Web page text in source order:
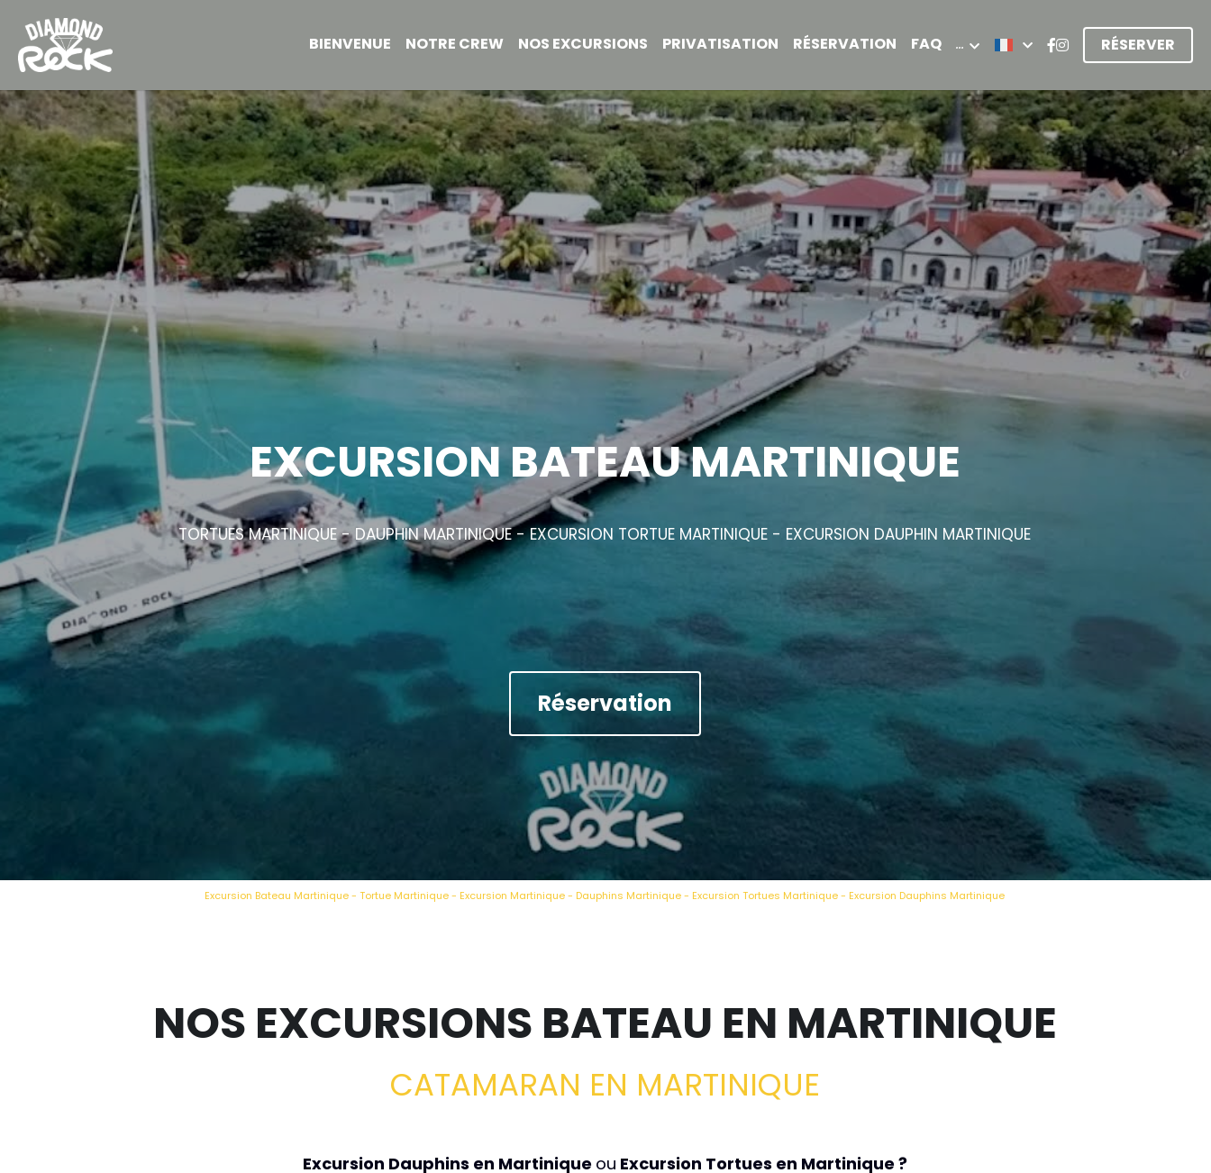
BIENVENUE NOTRE CREW NOS EXCURSIONS PRIVATISATION RÉSERVATION FAQ … RÉSERVER
EXCURSION BATEAU MARTINIQUE
TORTUES MARTINIQUE - DAUPHIN MARTINIQUE - EXCURSION TORTUE MARTINIQUE - EXCURSION DAUPHIN MARTINIQUE
Réservation
Excursion Bateau Martinique - Tortue Martinique - Excursion Martinique - Dauphins Martinique - Excursion Tortues Martinique - Excursion Dauphins Martinique
NOS EXCURSIONS BATEAU EN MARTINIQUE
CATAMARAN EN MARTINIQUE
Excursion Dauphins en Martinique ou Excursion Tortues en Martinique ?